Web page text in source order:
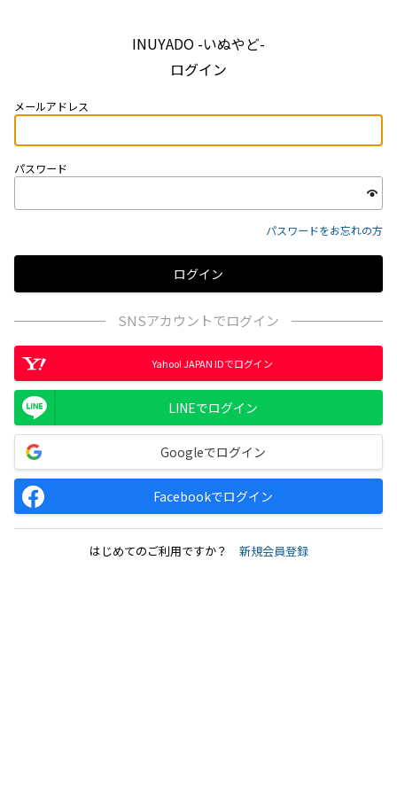
INUYADO -いぬやど-
ログイン
メールアドレス
パスワード
パスワードをお忘れの方
SNSアカウントでログイン
Yahoo! JAPAN IDでログイン
LINEでログイン
Googleでログイン
Facebookでログイン
はじめてのご利用ですか？ 新規会員登録